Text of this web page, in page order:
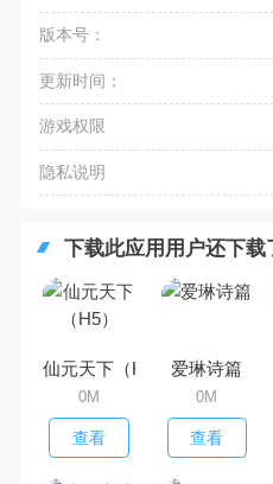
版本号：
更新时间：
游戏权限
隐私说明
下载此应用用户还下载
仙元天下（H5）
0M
查看
爱琳诗篇
0M
查看